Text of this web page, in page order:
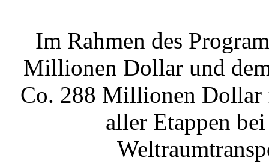
Im Rahmen des
Millionen Dollar und
Co. 288 Millionen Dollar
aller Etappen